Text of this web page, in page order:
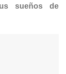
sueños de